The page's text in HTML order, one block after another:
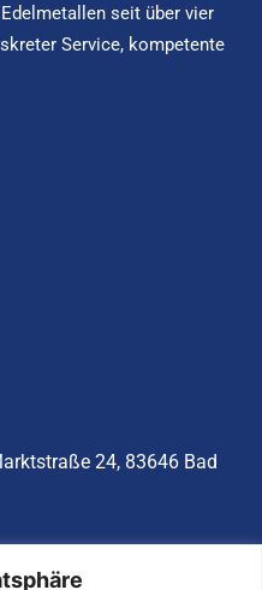
seit über vier
Service, kompetente
24, 83646 Bad